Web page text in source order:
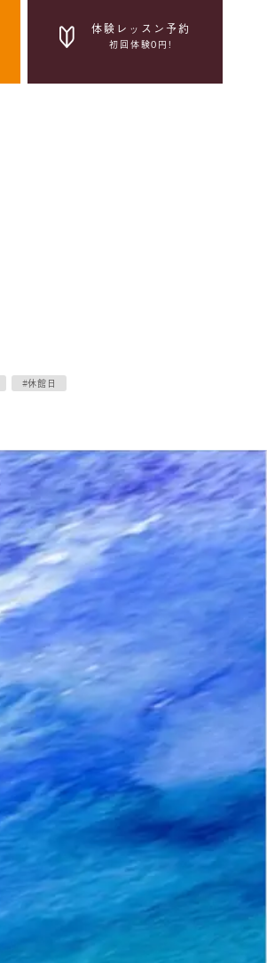
体験レッスン予約
初回体験0円!
#休館日